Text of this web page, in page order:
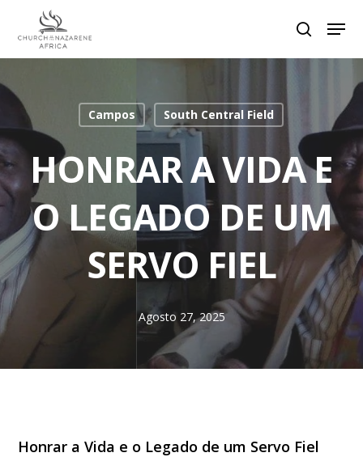
Hit enter to search or ESC to close
Campos South Central Field
HONRAR A VIDA E
O LEGADO DE UM
SERVO FIEL
Agosto 27, 2025
Honrar a Vida e o Legado de um Servo Fiel